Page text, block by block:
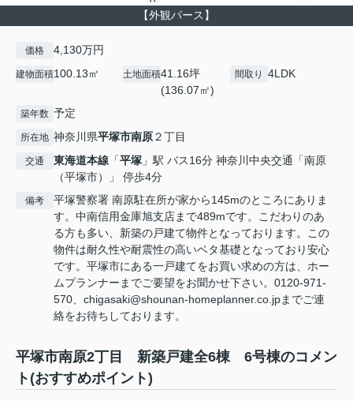
【外観パース】
価格 4,130万円
建物面積100.13㎡ 土地面積41.16坪
(136.07㎡)
間取り 4LDK
築年数 予定
所在地 神奈川県平塚市南原２丁目
交通 東海道本線 「平塚 」駅 バス16分 神奈川中央交通「南原
（平塚市）」 停歩4分
備考
平塚警察署 南原駐在所が家から145mのところにありま
す。中南信用金庫旭支店まで489mです。こだわりのあ
る方も多い、新築の戸建て物件となっております。この
物件は耐久性や耐震性の高いベタ基礎となっており安心
です。平塚市にある一戸建てをお買い求めの方は、ホー
ムプランナーまでご要望をお聞かせ下さい。0120-971-
570、chigasaki@shounan-homeplanner.co.jpまでご連
絡をお待ちしております。
平塚市南原2丁目 新築戸建全6棟 6号棟のコメン
ト(おすすめポイント)